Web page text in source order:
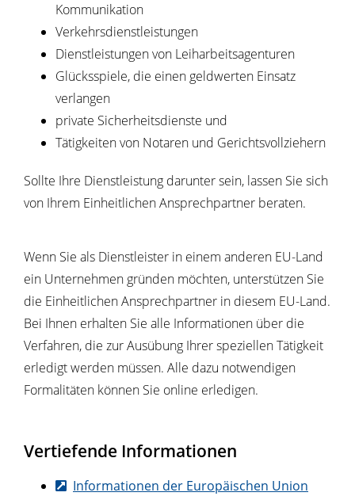
Kommunikation
Verkehrsdienstleistungen
Dienstleistungen von Leiharbeitsagenturen
Glücksspiele, die einen geldwerten Einsatz
verlangen
private Sicherheitsdienste und
Tätigkeiten von Notaren und Gerichtsvollziehern
Sollte Ihre Dienstleistung darunter sein, lassen Sie sich
von Ihrem Einheitlichen Ansprechpartner beraten.
Wenn Sie als Dienstleister in einem anderen EU-Land
ein Unternehmen gründen möchten, unterstützen Sie
die Einheitlichen Ansprechpartner in diesem EU-Land.
Bei Ihnen erhalten Sie alle Informationen über die
Verfahren, die zur Ausübung Ihrer speziellen Tätigkeit
erledigt werden müssen. Alle dazu notwendigen
Formalitäten können Sie online erledigen.
Vertiefende Informationen
Informationen der Europäischen Union